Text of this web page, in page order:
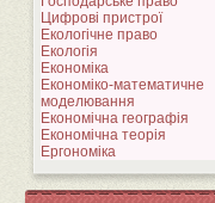
Цифрові пристрої
Екологічне право
Екологія
Економіка
Економіко-математичне
моделювання
Економічна географія
Економічна теорія
Ергономіка